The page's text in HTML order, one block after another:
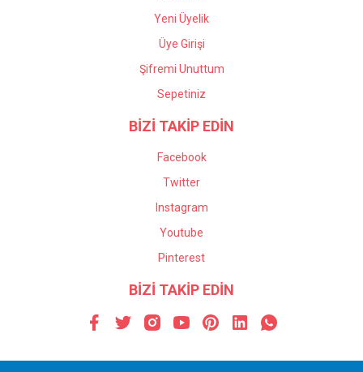
Yeni Üyelik
Üye Girişi
Şifremi Unuttum
Sepetiniz
BİZİ TAKİP EDİN
Facebook
Twitter
Instagram
Youtube
Pinterest
BİZİ TAKİP EDİN